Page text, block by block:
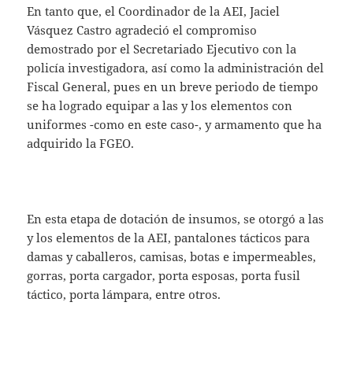
En tanto que, el Coordinador de la AEI, Jaciel
Vásquez Castro agradeció el compromiso
demostrado por el Secretariado Ejecutivo con la
policía investigadora, así como la administración del
Fiscal General, pues en un breve periodo de tiempo
se ha logrado equipar a las y los elementos con
uniformes -como en este caso-, y armamento que ha
adquirido la FGEO.
En esta etapa de dotación de insumos, se otorgó a las
y los elementos de la AEI, pantalones tácticos para
damas y caballeros, camisas, botas e impermeables,
gorras, porta cargador, porta esposas, porta fusil
táctico, porta lámpara, entre otros.